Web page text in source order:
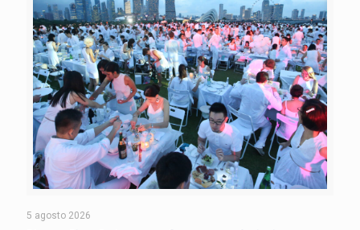
5 agosto 2026